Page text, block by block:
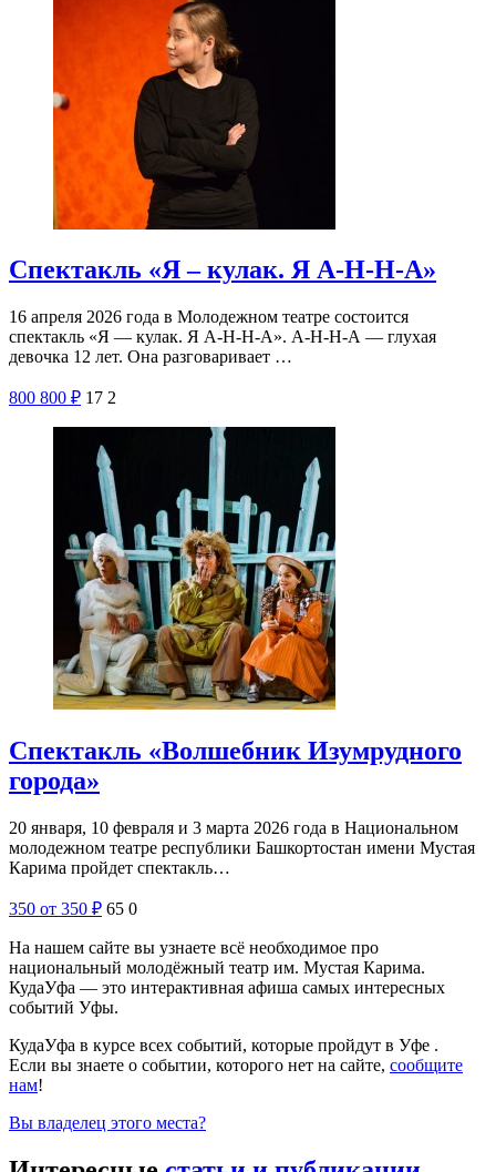
Спектакль «Я – кулак. Я А-Н-Н-А»
16 апреля 2026 года в Молодежном театре состоится
спектакль «Я — кулак. Я А-Н-Н-А». А-Н-Н-А — глухая
девочка 12 лет. Она разговаривает …
800 800 ₽ 17 2
Спектакль «Волшебник Изумрудного
города»
20 января, 10 февраля и 3 марта 2026 года в Национальном
молодежном театре республики Башкортостан имени Мустая
Карима пройдет спектакль…
350 от 350 ₽ 65 0
На нашем сайте вы узнаете всё необходимое про
национальный молодёжный театр им. Мустая Карима.
КудаУфа — это интерактивная афиша самых интересных
событий Уфы.
КудаУфа в курсе всех событий, которые пройдут в Уфе .
Если вы знаете о событии, которого нет на сайте, сообщите
нам!
Вы владелец этого места?